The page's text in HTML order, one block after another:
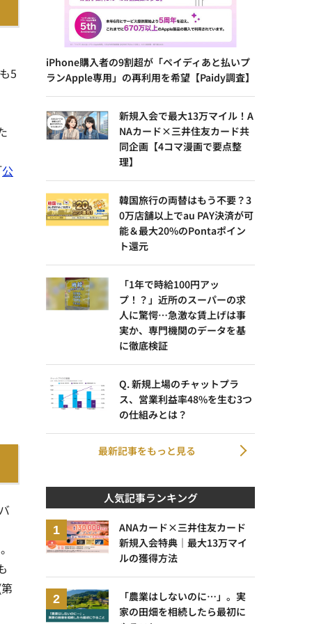
5
公
iPhone購入者の9割超が「ペイディあと払いプ
ランApple専用」の再利用を希望【Paidy調査】
新規入会で最大13万マイル！A
NAカード×三井住友カード共
同企画【4コマ漫画で要点整
理】
韓国旅行の両替はもう不要？3
0万店舗以上でau PAY決済が可
能＆最大20%のPontaポイン
ト還元
「1年で時給100円アッ
プ！？」近所のスーパーの求
人に驚愕…急激な賃上げは事
実か、専門機関のデータを基
に徹底検証
Q. 新規上場のチャットプラ
ス、営業利益率48%を生む3つ
の仕組みとは？
最新記事をもっと見る
人気記事ランキング
ANAカード×三井住友カード
新規入会特典｜最大13万マイ
ルの獲得方法
「農業はしないのに…」。実
家の田畑を相続したら最初に